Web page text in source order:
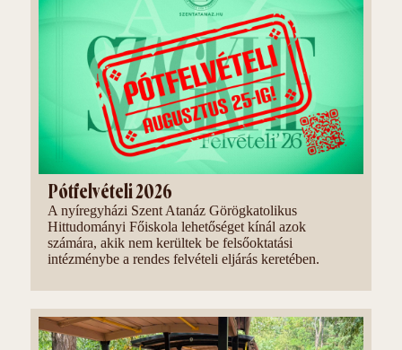
Pótfelvételi 2026
A nyíregyházi Szent Atanáz Görögkatolikus
Hittudományi Főiskola lehetőséget kínál azok
számára, akik nem kerültek be felsőoktatási
intézménybe a rendes felvételi eljárás keretében.